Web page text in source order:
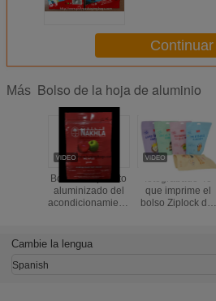
Continuar
Más Bolso de la hoja de aluminio
Bolso compuesto
aluminizado del
acondicionamiento
inferior del órgano
fotograbado 4c
que imprime el
bolso Ziplock del
Cambie la lengua
Spanish